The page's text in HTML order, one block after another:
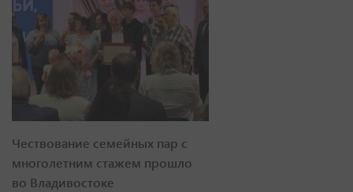
Чествование семейных пар с
многолетним стажем прошло
во Владивостоке